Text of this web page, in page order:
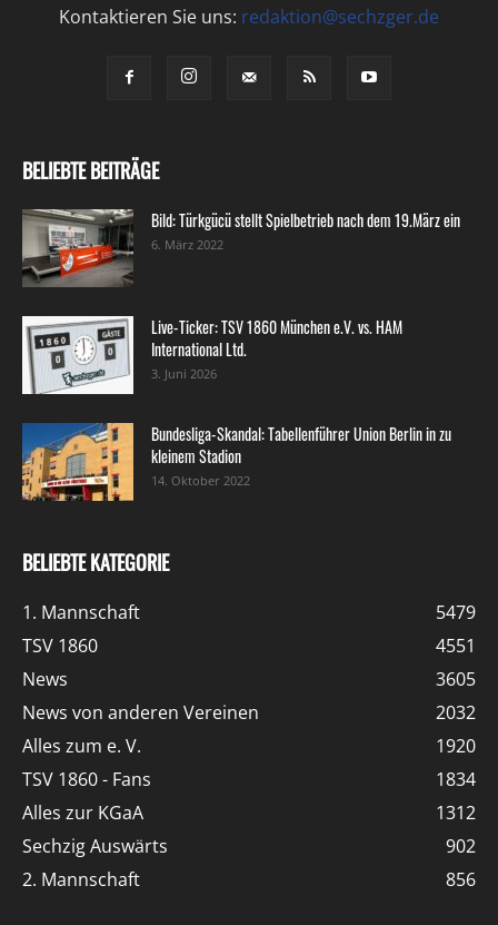
Kontaktieren Sie uns: redaktion@sechzger.de
BELIEBTE BEITRÄGE
Bild: Türkgücü stellt Spielbetrieb nach dem 19.März ein
6. März 2022
Live-Ticker: TSV 1860 München e.V. vs. HAM
International Ltd.
3. Juni 2026
Bundesliga-Skandal: Tabellenführer Union Berlin in zu
kleinem Stadion
14. Oktober 2022
BELIEBTE KATEGORIE
1. Mannschaft
5479
TSV 1860
4551
News
3605
News von anderen Vereinen
2032
Alles zum e. V.
1920
TSV 1860 - Fans
1834
Alles zur KGaA
1312
Sechzig Auswärts
902
2. Mannschaft
856